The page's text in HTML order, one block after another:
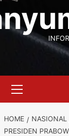
Menu
HOME NASIONAL
PRESIDEN